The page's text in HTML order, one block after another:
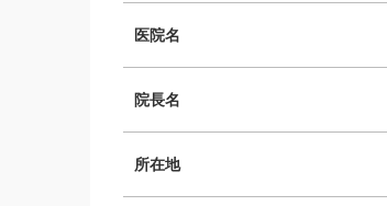
医院名
院長名
所在地